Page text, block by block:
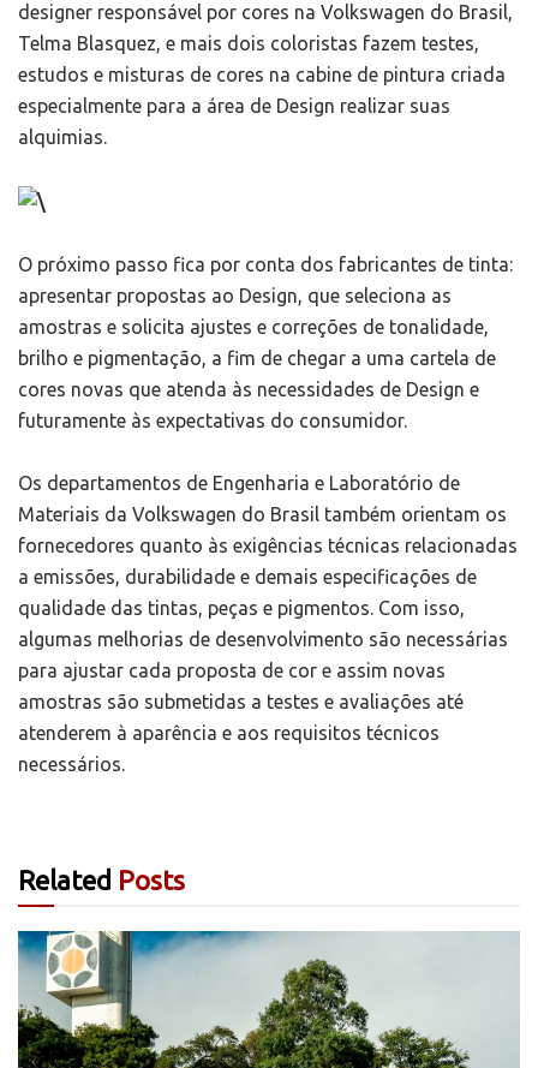
designer responsável por cores na Volkswagen do Brasil,
Telma Blasquez, e mais dois coloristas fazem testes,
estudos e misturas de cores na cabine de pintura criada
especialmente para a área de Design realizar suas
alquimias.
O próximo passo fica por conta dos fabricantes de tinta:
apresentar propostas ao Design, que seleciona as
amostras e solicita ajustes e correções de tonalidade,
brilho e pigmentação, a fim de chegar a uma cartela de
cores novas que atenda às necessidades de Design e
futuramente às expectativas do consumidor.
Os departamentos de Engenharia e Laboratório de
Materiais da Volkswagen do Brasil também orientam os
fornecedores quanto às exigências técnicas relacionadas
a emissões, durabilidade e demais especificações de
qualidade das tintas, peças e pigmentos. Com isso,
algumas melhorias de desenvolvimento são necessárias
para ajustar cada proposta de cor e assim novas
amostras são submetidas a testes e avaliações até
atenderem à aparência e aos requisitos técnicos
necessários.
Related Posts